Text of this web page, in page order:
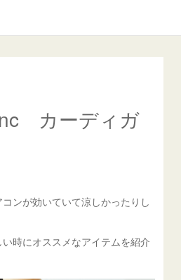
カーディガ
ンが効いていて涼しかったりし
時にオススメなアイテムを紹介